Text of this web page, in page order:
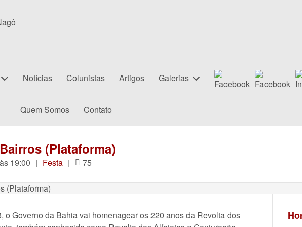
Notícias Colunistas Artigos Galerias
Quem Somos Contato
(Plataforma)
19:00 | Festa | 75
o Governo da Bahia vai homenagear os 220 anos da Revolta dos